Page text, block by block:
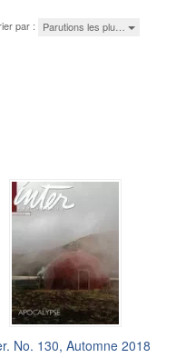
par : Parutions les plu…
No. 130, Automne 2018